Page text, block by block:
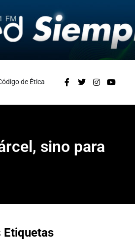
de Ética
sino para
Etiquetas